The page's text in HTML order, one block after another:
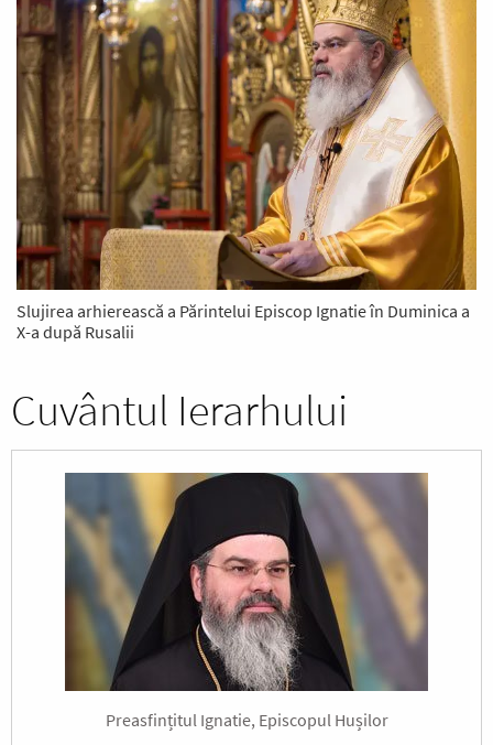
Slujirea arhierească a Părintelui Episcop Ignatie în Duminica a
X-a după Rusalii
Cuvântul Ierarhului
Preasfințitul Ignatie, Episcopul Hușilor